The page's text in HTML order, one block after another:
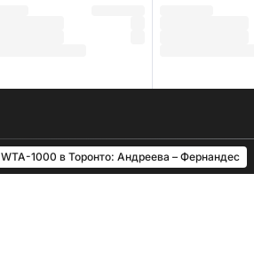
WTA-1000 в Торонто: Андреева – Фернандес